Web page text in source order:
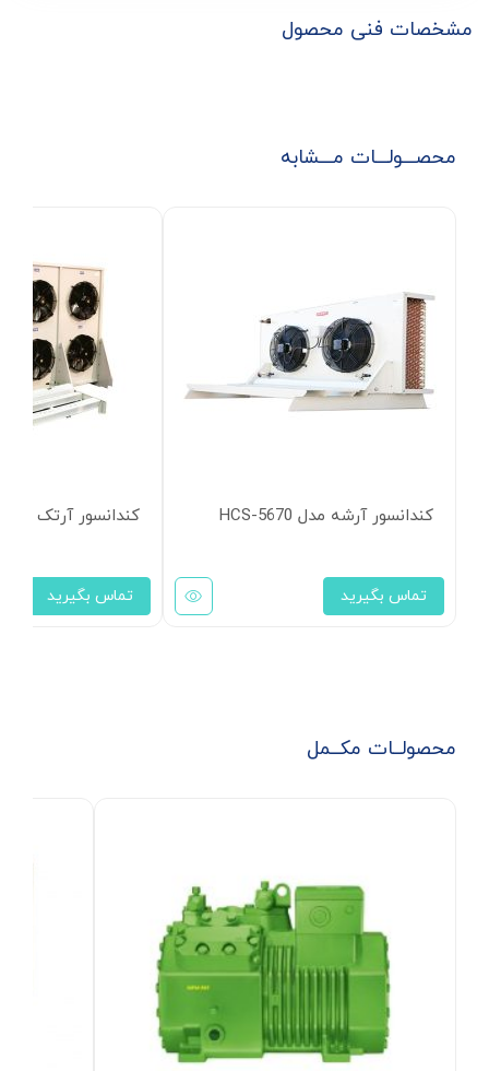
مشخصات فنی محصول
محصـــولـــات مـــشابه
کندانسور آرشه مدل HCS-5670
تماس بگیرید
کندانسور آرتک مدل S-K58
تماس بگیرید
محصولــات مکــمل